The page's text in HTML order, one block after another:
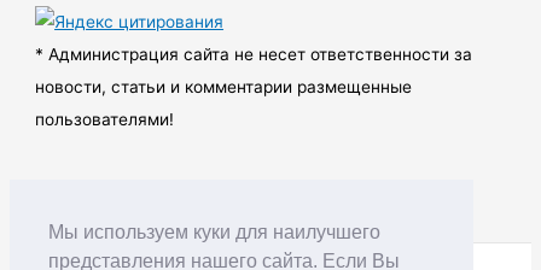
Мы используем куки для наилучшего
представления нашего сайта. Если Вы
ы
* Администрация сайта не несет ответственности за
новости, статьи и комментарии размещенные
пользователями!